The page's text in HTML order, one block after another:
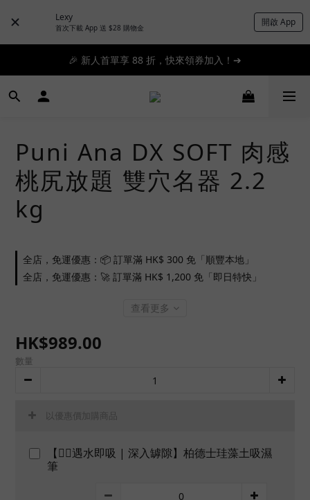
Lexy
首次下載 App 送 $28 購物金 開啟 App
📦滿 $300 順豐免運 🚚 滿 $1200 即日特快免運 ➔
📦滿 $300 順豐免運 🚚 滿 $1200 即日特快免運 ➔
🎉 新人首單享 88 折，快來領券加入！➔
📦滿 $300 順豐免運 🚚 滿 $1200 即日特快免運 ➔
Puni Ana DX SOFT 肉感
桃尻放題 雙穴名器 2.2
kg
全店，免運優惠：📦 訂單滿 HK$ 300 免「順豐本地」
全店，免運優惠：🚀 訂單滿 HK$ 1,200 免「即日特快」
查看更多
HK$989.00
數量
以優惠價加購商品
【👍🏻遇水即吸 | 深入罅隙】柏德士珪藻土吸濕
筆